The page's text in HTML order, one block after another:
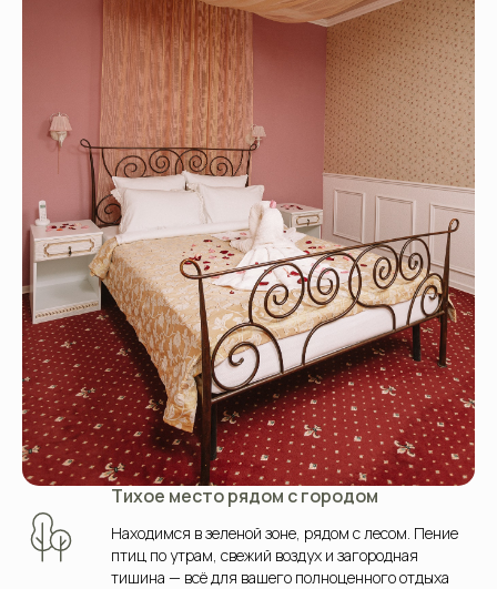
Тихое место рядом с городом
Находимся в зеленой зоне, рядом с лесом. Пение
птиц по утрам, свежий воздух и загородная
тишина — всё для вашего полноценного отдыха